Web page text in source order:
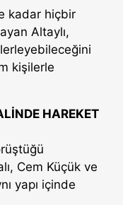
kadar hiçbir
Altaylı,
kişilerle
HAREKET
Cem Küçük ve
yapı içinde